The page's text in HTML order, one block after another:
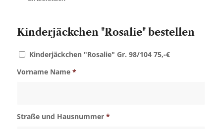
Kinderjäckchen "Rosalie" bestellen
Kinderjäckchen "Rosalie" Gr. 98/104 75,-€
Vorname Name *
Straße und Hausnummer *